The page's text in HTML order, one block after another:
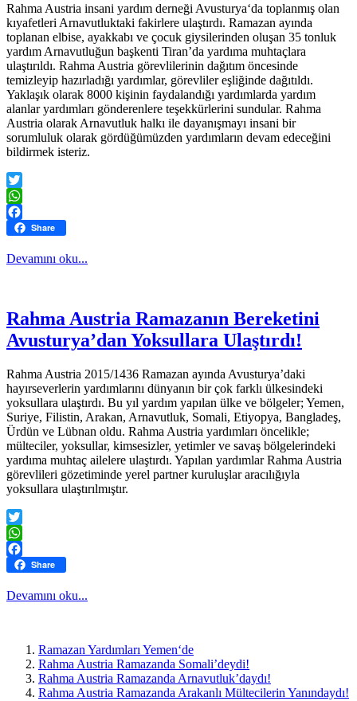
Rahma Austria insani yardım derneği Avusturya‘da toplanmış olan
kıyafetleri Arnavutluktaki fakirlere ulaştırdı. Ramazan ayında
toplanan elbise, ayakkabı ve çocuk giysilerinden oluşan 35 tonluk
yardım Arnavutluğun başkenti Tiran’da yardıma muhtaçlara
ulaştırıldı. Rahma Austria görevlilerinin dağıtım öncesinde
temizleyip hazırladığı yardımlar, görevliler eşliğinde dağıtıldı.
Yaklaşık olarak 8000 kişinin faydalandığı yardımlarda yardım
alanlar yardımları gönderenlere teşekkürlerini sundular. Rahma
Austria olarak Arnavutluk halkı ile dayanışmayı insani bir
sorumluluk olarak gördüğümüzden yardımların devam edeceğini
bildirmek isteriz.
Twitter
WhatsApp
Facebook
Share
Devamını oku...
Rahma Austria Ramazanın Bereketini
Avusturya’dan Yoksullara Ulaştırdı!
Rahma Austria 2015/1436 Ramazan ayında Avusturya’daki
hayırseverlerin yardımlarını dünyanın bir çok farklı ülkesindeki
yoksullara ulaştırdı. Bu yıl yardım yapılan ülke ve bölgeler; Yemen,
Suriye, Filistin, Arakan, Arnavutluk, Somali, Etiyopya, Bangladeş,
Ürdün ve Lübnan oldu. Rahma Austria yardımları öncelikle;
mülteciler, yoksullar, kimsesizler, yetimler ve savaş bölgelerindeki
yardıma muhtaç ailelere ulaştırdı. Yapılan yardımlar Rahma Austria
görevlileri gözetiminde yerel partner kuruluşlar aracılığıyla
yoksullara ulaştırılmıştır.
Twitter
WhatsApp
Facebook
Share
Devamını oku...
Ramazan Yardımları Yemen‘de
Rahma Austria Ramazanda Somali’deydi!
Rahma Austria Ramazanda Arnavutluk’daydı!
Rahma Austria Ramazanda Arakanlı Mültecilerin Yanındaydı!